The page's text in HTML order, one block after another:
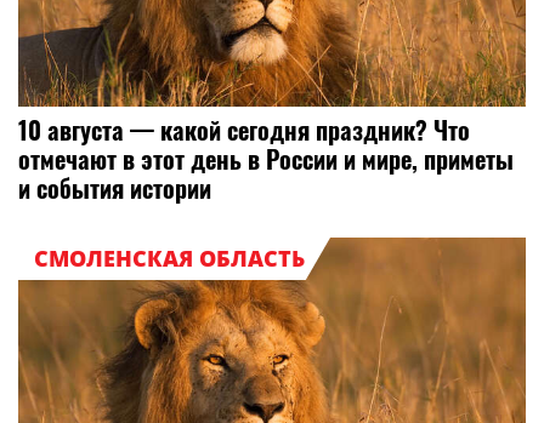
10 августа — какой сегодня праздник? Что
отмечают в этот день в России и мире, приметы
и события истории
СМОЛЕНСКАЯ ОБЛАСТЬ